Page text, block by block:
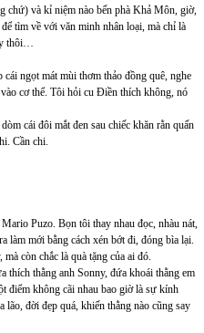
chứ) và kỉ niệm nào bến phà Khả Môn, giờ,
tìm về với văn minh nhân loại, mà chỉ là
thôi…
ngọt mát mùi thơm thảo đồng quê, nghe
cơ thể. Tôi hỏi cu Điền thích không, nó
cái đôi mắt đen sau chiếc khăn rằn quấn
Cần chi.
Puzo. Bọn tôi thay nhau đọc, nhàu nát,
làm mới bằng cách xén bớt đi, đóng bìa lại.
còn chắc là quà tặng của ai đó.
thích thằng anh Sonny, đứa khoái thằng em
điểm không cãi nhau bao giờ là sự kính
đời đẹp quá, khiến thằng nào cũng say